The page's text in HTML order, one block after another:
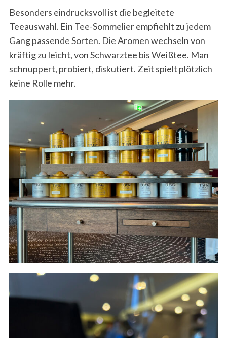
Besonders eindrucksvoll ist die begleitete
Teeauswahl. Ein Tee-Sommelier empfiehlt zu jedem
Gang passende Sorten. Die Aromen wechseln von
kräftig zu leicht, von Schwarztee bis Weißtee. Man
schnuppert, probiert, diskutiert. Zeit spielt plötzlich
keine Rolle mehr.